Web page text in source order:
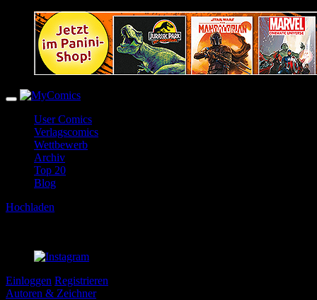
User Comics
Verlagscomics
Wettbewerb
Archiv
Top 20
Blog
Hochladen
Einloggen Registrieren
Autoren & Zeichner